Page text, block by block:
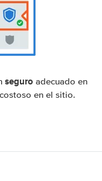
seguro adecuado en
en el sitio.